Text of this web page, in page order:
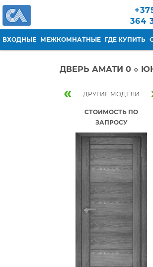
Перейти к основному содержанию
364
ВХОДНЫЕ МЕЖКОМНАТНЫЕ ГДЕ КУПИТЬ
ДВЕРЬ АМАТИ 0 ◇
« ДРУГИЕ МОДЕЛИ
СТОИМОСТЬ ПО
ЗАПРОСУ